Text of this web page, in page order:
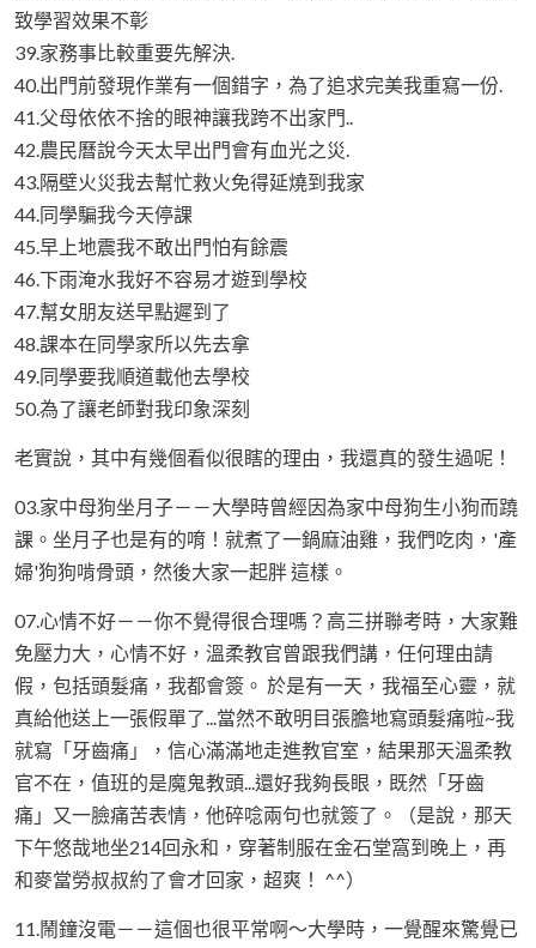
致學習效果不彰
39.家務事比較重要先解決.
40.出門前發現作業有一個錯字，為了追求完美我重寫一份.
41.父母依依不捨的眼神讓我跨不出家門..
42.農民曆說今天太早出門會有血光之災.
43.隔壁火災我去幫忙救火免得延燒到我家
44.同學騙我今天停課
45.早上地震我不敢出門怕有餘震
46.下雨淹水我好不容易才遊到學校
47.幫女朋友送早點遲到了
48.課本在同學家所以先去拿
49.同學要我順道載他去學校
50.為了讓老師對我印象深刻
老實說，其中有幾個看似很瞎的理由，我還真的發生過呢！
03.家中母狗坐月子－－大學時曾經因為家中母狗生小狗而蹺
課。坐月子也是有的唷！就煮了一鍋麻油雞，我們吃肉，'產
婦'狗狗啃骨頭，然後大家一起胖 這樣。
07.心情不好－－你不覺得很合理嗎？高三拼聯考時，大家難
免壓力大，心情不好，溫柔教官曾跟我們講，任何理由請
假，包括頭髮痛，我都會簽。 於是有一天，我福至心靈，就
真給他送上一張假單了...當然不敢明目張膽地寫頭髮痛啦~我
就寫「牙齒痛」，信心滿滿地走進教官室，結果那天溫柔教
官不在，值班的是魔鬼教頭...還好我夠長眼，既然「牙齒
痛」又一臉痛苦表情，他碎唸兩句也就簽了。（是說，那天
下午悠哉地坐214回永和，穿著制服在金石堂窩到晚上，再
和麥當勞叔叔約了會才回家，超爽！ ^^）
11.鬧鐘沒電－－這個也很平常啊～大學時，一覺醒來驚覺已